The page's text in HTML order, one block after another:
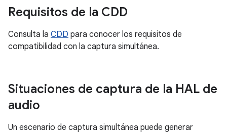
Requisitos de la CDD
Consulta la CDD para conocer los requisitos de
compatibilidad con la captura simultánea.
Situaciones de captura de la HAL de
audio
Un escenario de captura simultánea puede generar